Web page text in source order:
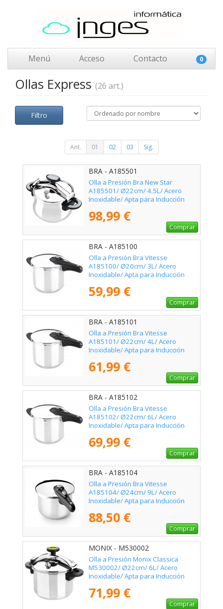
Menú Acceso Contacto 0
Ollas Express (26 art.)
Filtro
Ant. 01 02 03 Sig.
BRA - A185501
Olla a Presión Bra New Star
A185501/ Ø22cm/ 4.5L/ Acero
Inoxidable/ Apta para Inducción
98,99 €
Comprar
BRA - A185100
Olla a Presión Bra Vitesse
A185100/ Ø20cm/ 3L/ Acero
Inoxidable/ Apta para Inducción
59,99 €
Comprar
BRA - A185101
Olla a Presión Bra Vitesse
A185101/ Ø22cm/ 4L/ Acero
Inoxidable/ Apta para Inducción
61,99 €
Comprar
BRA - A185102
Olla a Presión Bra Vitesse
A185102/ Ø22cm/ 6L/ Acero
Inoxidable/ Apta para Inducción
69,99 €
Comprar
BRA - A185104
Olla a Presión Bra Vitesse
A185104/ Ø24cm/ 9L/ Acero
Inoxidable/ Apta para Inducción
88,50 €
Comprar
MONIX - M530002
Olla a Presión Monix Classica
M530002/ Ø22cm/ 6L/ Acero
Inoxidable/ Apta para Inducción
71,99 €
Comprar